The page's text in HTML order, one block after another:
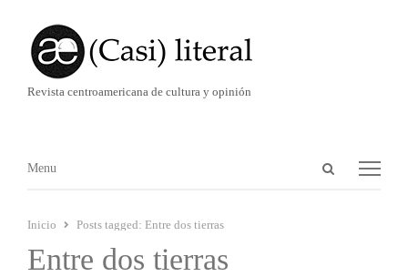
Revista centroamericana de cultura y opinión
Abrir
Menú
Menu
Inicio Posts tagged: Entre dos tierras
Entre dos tierras